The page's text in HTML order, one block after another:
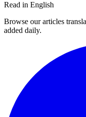
Read in English
Browse our articles
added daily.